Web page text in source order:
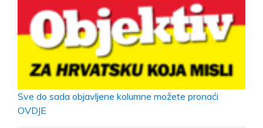
Sve do sada objavljene kolumne možete pronaći
OVDJE